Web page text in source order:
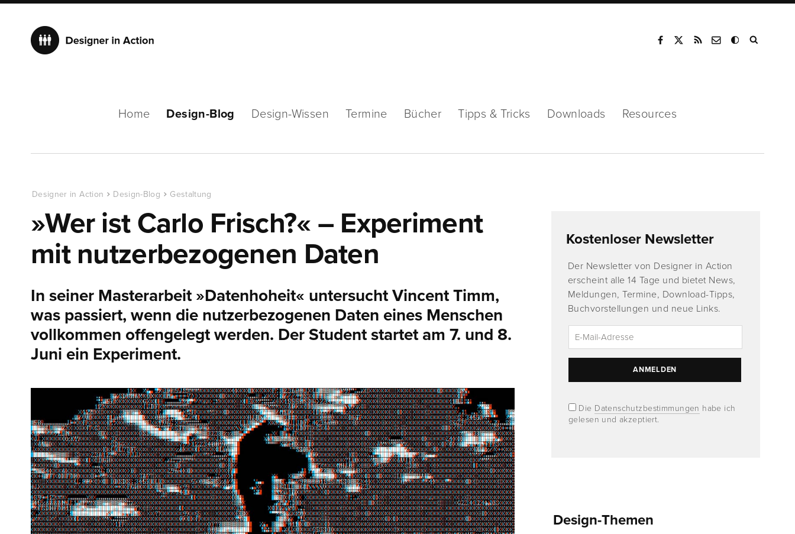
Home Design-Blog Design-Wissen Termine Bücher Tipps & Tricks Downloads Resources
Designer in Action Design-Blog Gestaltung
»Wer ist Carlo Frisch?« – Experiment
mit nutzerbezogenen Daten
In seiner Masterarbeit »Datenhoheit« untersucht Vincent Timm,
was passiert, wenn die nutzerbezogenen Daten eines Menschen
vollkommen offengelegt werden. Der Student startet am 7. und 8.
Juni ein Experiment.
Kostenloser Newsletter
Der Newsletter von Designer in Action
erscheint alle 14 Tage und bietet News,
Meldungen, Termine, Download-Tipps,
Buchvorstellungen und neue Links.
Die Datenschutzbestimmungen habe ich
gelesen und akzeptiert.
Design-Themen